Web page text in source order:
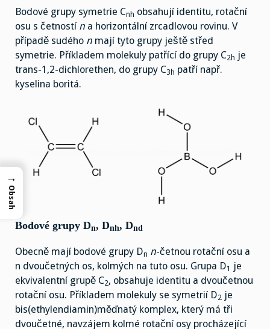
Bodové grupy symetrie Cnh obsahují identitu, rotační
osu s četností n a horizontální zrcadlovou rovinu. V
případě sudého n mají tyto grupy ještě střed
symetrie. Příkladem molekuly patřící do grupy C2h je
trans-1,2-dichlorethen, do grupy C3h patří např.
kyselina boritá.
Bodové grupy Dn, Dnh, Dnd
Obecně mají bodové grupy Dn n-četnou rotační osu a
n dvoučetných os, kolmých na tuto osu. Grupa D1 je
ekvivalentní grupě C2, obsahuje identitu a dvoučetnou
rotační osu. Příkladem molekuly se symetrií D2 je
bis(ethylendiamin)měďnatý komplex, který má tři
dvoučetné, navzájem kolmé rotační osy procházející
→
Obsah